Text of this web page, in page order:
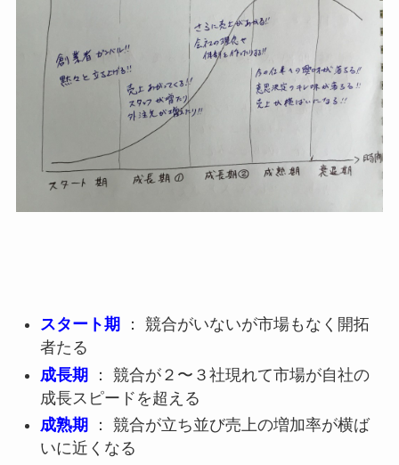
スタート期
： 競合がいないが市場もなく開拓
者たる
成長期
： 競合が２〜３社現れて市場が自社の
成長スピードを超える
成熟期
： 競合が立ち並び売上の増加率が横ば
いに近くなる